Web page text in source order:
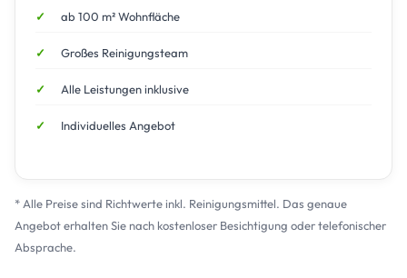
ab 100 m² Wohnfläche
Großes Reinigungsteam
Alle Leistungen inklusive
Individuelles Angebot
* Alle Preise sind Richtwerte inkl. Reinigungsmittel. Das genaue
Angebot erhalten Sie nach kostenloser Besichtigung oder telefonischer
Absprache.